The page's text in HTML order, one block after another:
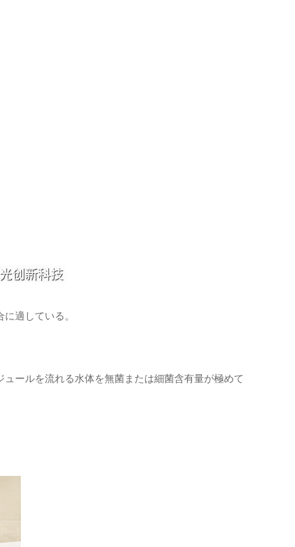
適している。
ールを流れる水体を無菌または細菌含有量が極めて